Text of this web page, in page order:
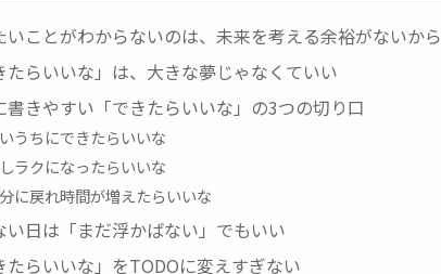
いことがわからないのは、未来を考える余裕がないから
たらいいな」は、大きな夢じゃなくていい
書きやすい「できたらいいな」の3つの切り口
うちにできたらいいな
ラクになったらいいな
に戻れ時間が増えたらいいな
い日は「まだ浮かばない」でもいい
たらいいな」をTODOに変えすぎない